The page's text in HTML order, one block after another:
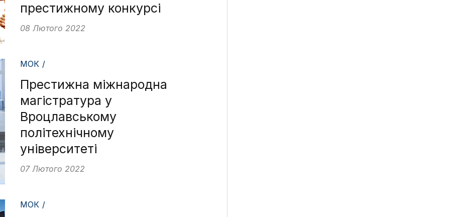
престижному конкурсі
08 Лютого 2022
МОК /
Престижна міжнародна
магістратура у
Вроцлавському
політехнічному
університеті
07 Лютого 2022
МОК /